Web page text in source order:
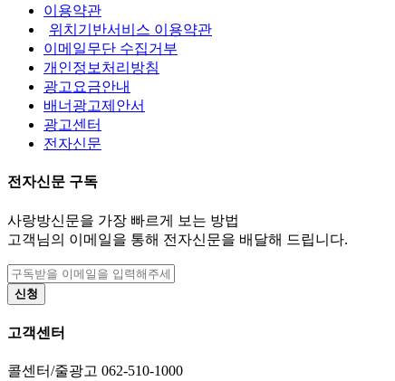
이용약관
위치기반서비스 이용약관
이메일무단 수집거부
개인정보처리방침
광고요금안내
배너광고제안서
광고센터
전자신문
전자신문 구독
사랑방신문을 가장 빠르게 보는 방법
고객님의 이메일을 통해 전자신문을 배달해 드립니다.
신청
고객센터
콜센터/줄광고 062-510-1000